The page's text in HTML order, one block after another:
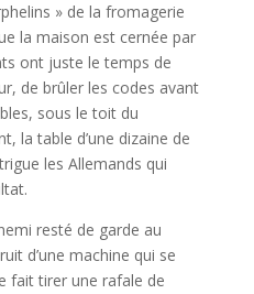
» de la fromagerie
la maison est cernée par
ont juste le temps de
de brûler les codes avant
sous le toit du
la table d’une dizaine de
les Allemands qui
resté de garde au
d’une machine qui se
fait tirer une rafale de